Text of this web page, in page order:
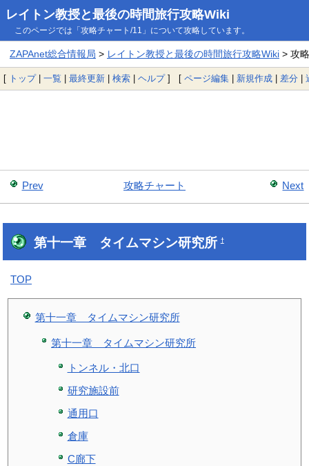
レイトン教授と最後の時間旅行攻略Wiki
このページでは「攻略チャート/11」について攻略しています。
ZAPAnet総合情報局 > レイトン教授と最後の時間旅行攻略Wiki> 攻
[ トップ| 一覧 | 最終更新 | 検索 | ヘルプ] [ ページ編集 | 新規作成 | 差分 |
Prev Next
攻略チャート
第十一章 タイムマシン研究所†
TOP
第十一章 タイムマシン研究所
第十一章 タイムマシン研究所
トンネル・北口
研究施設前
通用口
倉庫
C廊下